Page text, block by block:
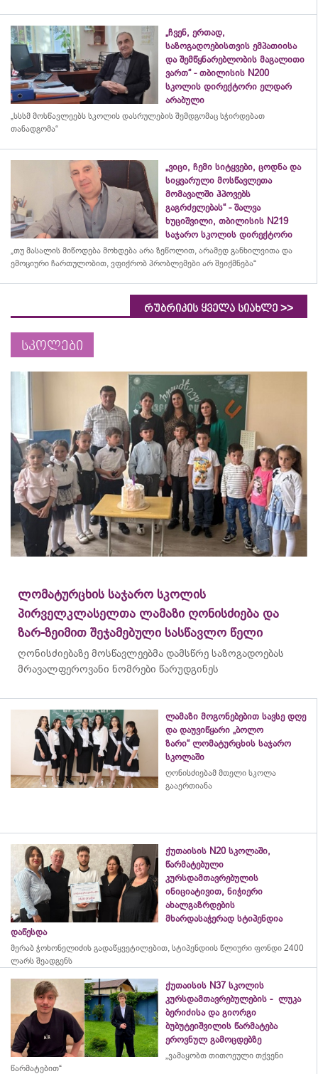
„ჩვენ, ერთად,
საზოგადოებისთვის ემპათიისა
და შემწყნარებლობის მაგალითი
ვართ“ - თბილისის N200
სკოლის დირექტორი ელდარ
არაბული
„სსსმ მოსწავლეებს სკოლის დასრულების შემდგომაც სჭირდებათ
თანადგომა“
„ვიცი, ჩემი სიტყვები, ცოდნა და
სიყვარული მოსწავლეთა
მომავალში ჰპოვებს
გაგრძელებას“ - შალვა
ხუციშვილი, თბილისის N219
საჯარო სკოლის დირექტორი
„თუ მასალის მიწოდება მოხდება არა ზეწოლით, არამედ განხილვითა და
ემოციური ჩართულობით, ვფიქრობ პრობლემები არ შეიქმნება“
რუბრიკის ყველა სიახლე >>
სკოლები
ლომატურცხის საჯარო სკოლის
პირველკლასელთა ლამაზი ღონისძიება და
ზარ-ზეიმით შეჯამებული სასწავლო წელი
ღონისძიებაზე მოსწავლეებმა დამსწრე საზოგადოებას
მრავალფეროვანი ნომრები წარუდგინეს
ლამაზი მოგონებებით სავსე დღე
და დაუვიწყარი „ბოლო
ზარი“ ლომატურცხის საჯარო
სკოლაში
ღონისძიებამ მთელი სკოლა
გააერთიანა
ქუთაისის N20 სკოლაში,
წარმატებული
კურსდამთავრებულის
ინიციატივით, ნიჭიერი
ახალგაზრდების
მხარდასაჭერად სტიპენდია
დაწესდა
მერაბ ჭოხონელიძის გადაწყვეტილებით, სტიპენდიის წლიური ფონდი 2400
ლარს შეადგენს
ქუთაისის N37 სკოლის
კურსდამთავრებულების - ლუკა
ბერიძისა და გიორგი
ბუბუტეიშვილის წარმატება
ეროვნულ გამოცდებზე
„ვამაყობთ თითოეული თქვენი
წარმატებით“